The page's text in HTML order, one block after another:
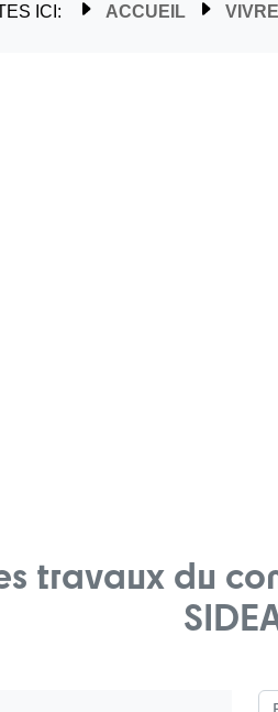
ICI: ACCUEIL
travaux du